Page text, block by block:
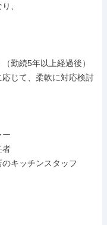
、
勤続5年以上経過後）
じて、柔軟に対応検討
ー
者
キッチンスタッフ